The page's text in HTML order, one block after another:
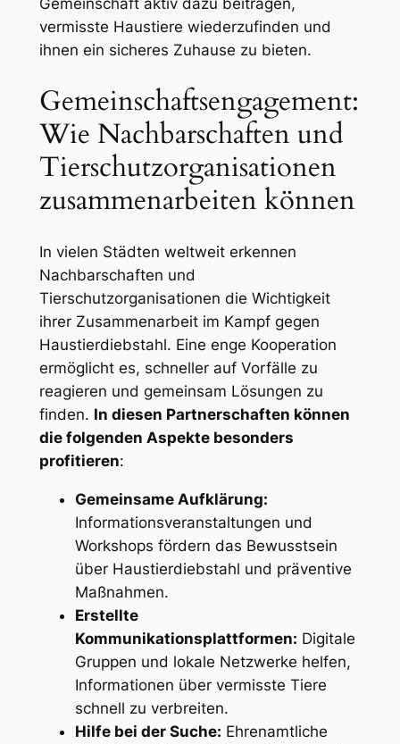
Gemeinschaft aktiv dazu beitragen,
vermisste Haustiere‍ wiederzufinden und⁤
ihnen ein sicheres Zuhause ⁢zu ‌bieten.
Gemeinschaftsengagement:
Wie Nachbarschaften und
Tierschutzorganisationen
zusammenarbeiten‌ können
In⁤ vielen Städten ‍weltweit ⁤erkennen​
Nachbarschaften und
Tierschutzorganisationen die Wichtigkeit
ihrer​ Zusammenarbeit‌ im Kampf gegen⁢
Haustierdiebstahl. Eine enge Kooperation
ermöglicht es, schneller auf Vorfälle zu
reagieren und gemeinsam Lösungen ⁢zu
finden. In diesen ‍Partnerschaften können‌
die folgenden Aspekte besonders
profitieren:
Gemeinsame Aufklärung:
⁢Informationsveranstaltungen und⁣
Workshops fördern das Bewusstsein⁢
über Haustierdiebstahl und ​präventive
Maßnahmen.
Erstellte‍
Kommunikationsplattformen: Digitale
Gruppen und lokale Netzwerke ‍helfen,
Informationen über​ vermisste Tiere
schnell zu verbreiten.
Hilfe bei ‌der⁤ Suche: Ehrenamtliche